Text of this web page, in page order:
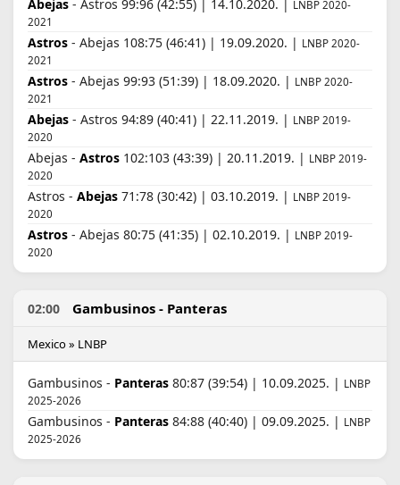
Abejas - Astros 99:96 (42:55) | 14.10.2020. |
LNBP 2020-
2021
Astros - Abejas 108:75 (46:41) | 19.09.2020. | LNBP 2020-
2021
Astros - Abejas 99:93 (51:39) | 18.09.2020. | LNBP 2020-
2021
Abejas - Astros 94:89 (40:41) | 22.11.2019. | LNBP 2019-
2020
Abejas - Astros 102:103 (43:39) | 20.11.2019. | LNBP 2019-
2020
Astros - Abejas 71:78 (30:42) | 03.10.2019. | LNBP 2019-
2020
Astros - Abejas 80:75 (41:35) | 02.10.2019. | LNBP 2019-
2020
02:00 Gambusinos - Panteras
Mexico » LNBP
Gambusinos - Panteras 80:87 (39:54) | 10.09.2025. | LNBP
2025-2026
Gambusinos - Panteras 84:88 (40:40) | 09.09.2025. | LNBP
2025-2026